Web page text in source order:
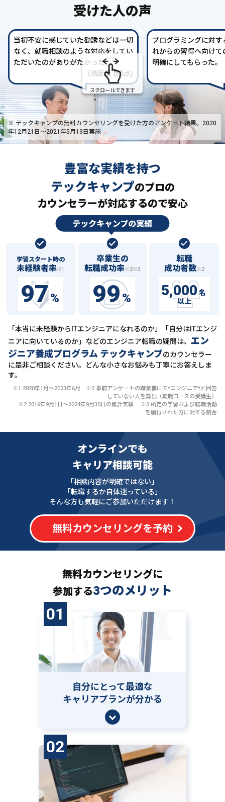
受けた人の声
当初不安に感じていた勧誘などは一切
なく、就職相談のような対応をしてい
ただいたのがありがたかった。
(満足度 5/5点)
プログラミングに対
れからの習得へ向け
明確にしてもらった。
スクロールできます
※ テックキャンプの無料カウンセリングを受けた方のアンケート結果。2020
年12月21日〜2021年5月13日実施
豊富な実績を持つ
テックキャンプのプロの
カウンセラーが対応するので安心
学習スタート時の
未経験者率※1
97%
卒業生の
転職成功率※2※3
99%
転職
成功者数※2
5,000 名
以上
「本当に未経験からITエンジニアになれるのか」「自分はITエンジ
ニアに向いているのか」などのエンジニア転職の疑問は、 エン
ジニア養成プログラム テックキャンプのカウンセラー
に是非ご相談ください。どんな小さなお悩みも丁寧にお答えしま
す。
※1 2020年1月〜2023年6月 ※2 事前アンケートの職業欄にて*エンジニア*と回答
していない人を算出（転職コースの受講生）
※2 2016年9月1日〜2024年9月30日の累計実績 ※3 所定の学習および転職活動
を履行された方に対する割合
オンラインでも
キャリア相談可能
「相談内容が明確ではない」
「転職するか自体迷っている」
そんな方も気軽にご参加いただけます！
無料カウンセリングを予約
無料カウンセリングに
参加する3つのメリット
01
自分にとって最適な
キャリアプランが分かる
02